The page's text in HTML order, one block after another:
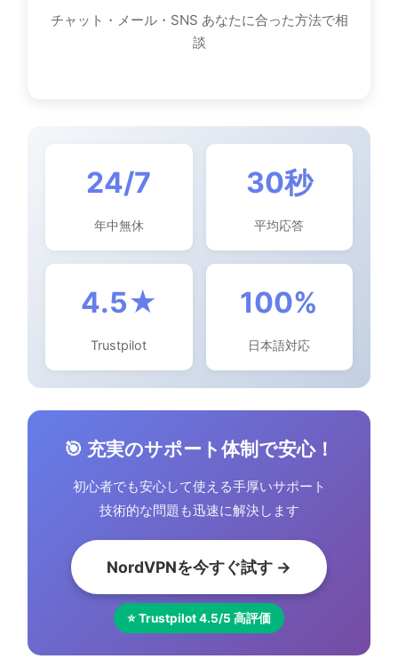
チャット・メール・SNS あなたに合った方法で相
談
24/7
年中無休
30秒
平均応答
4.5★
Trustpilot
100%
日本語対応
🎯 充実のサポート体制で安心！
初心者でも安心して使える手厚いサポート
技術的な問題も迅速に解決します
NordVPNを今すぐ試す →
⭐ Trustpilot 4.5/5 高評価